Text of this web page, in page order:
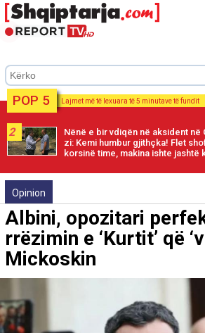
POP 5 Lajmet më të lexuara të 5 minutave të fundit
2
Nënë e bir vdiqën në aksident në
zi: Kemi humbur gjithçka! Flet
korsinë time, makina ishte jashtë
Opinion
Albini, opozitari
rrëzimin e ‘Kurtit’ që
Mickoskin